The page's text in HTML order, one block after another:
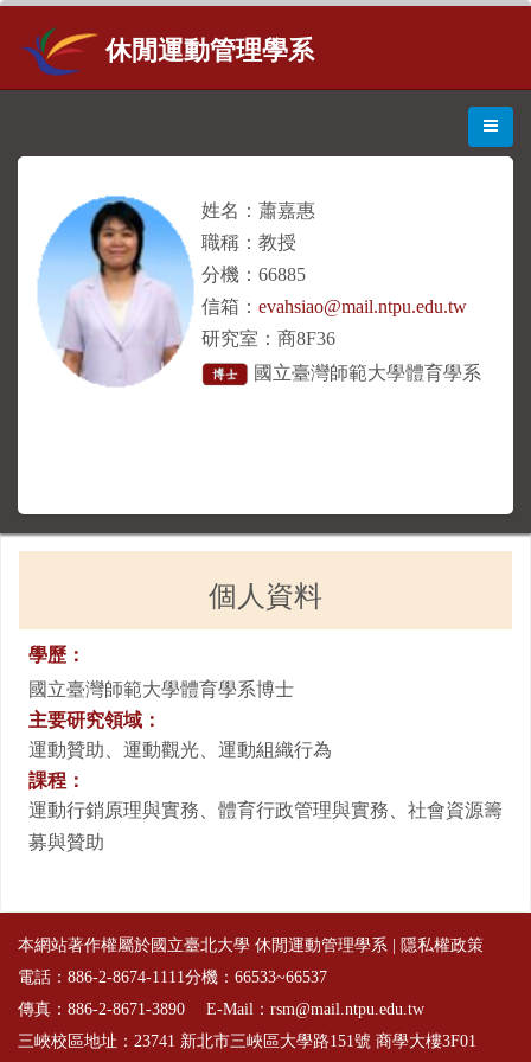
休閒運動管理學系
個人資料
學歷：
國立臺灣師範大學體育學系博士
主要研究領域：
運動贊助、運動觀光、運動組織行為
課程：
運動行銷原理與實務、體育行政管理與實務、社會資源籌
募與贊助
本網站著作權屬於國立臺北大學 休閒運動管理學系 | 隱私權政策
電話：886-2-8674-1111分機：66533~66537
傳真：886-2-8671-3890 E-Mail：rsm@mail.ntpu.edu.tw
三峽校區地址：23741 新北市三峽區大學路151號 商學大樓3F01